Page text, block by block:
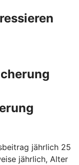
jährlich 25
jährlich, Alter